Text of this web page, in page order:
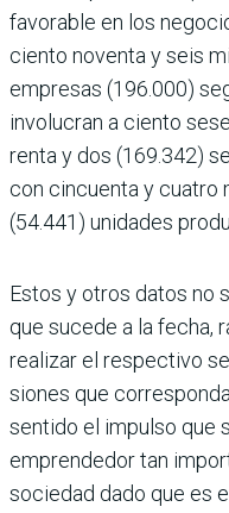
favorable en los
ciento noventa y seis
empresas (196.000)
involucran a ciento
renta y dos (169.342)
con cincuenta y cuatro
(54.441) unidades
Estos y otros datos no
que sucede a la fecha,
realizar el respectivo
siones que
sentido el impulso que
emprende­dor tan
sociedad dado que es